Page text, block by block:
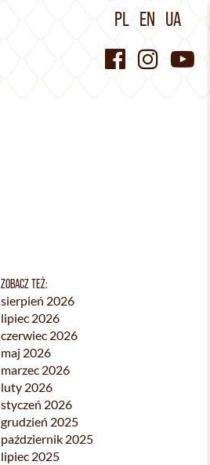
PL EN UA
ZOBACZ TEŻ:
sierpień 2026
lipiec 2026
czerwiec 2026
maj 2026
marzec 2026
luty 2026
styczeń 2026
grudzień 2025
październik 2025
lipiec 2025